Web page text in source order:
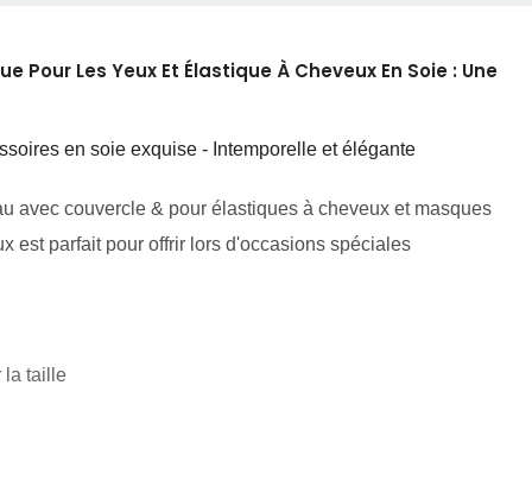
Pour Les Yeux Et Élastique À Cheveux En Soie : Une
en soie exquise - Intemporelle et élégante
avec couvercle & pour élastiques à cheveux et masques
est parfait pour offrir lors d'occasions spéciales
la taille